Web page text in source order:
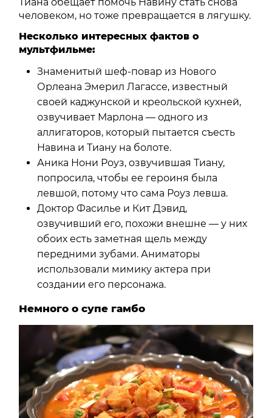
человеком, но тоже превращается в лягушку.
Несколько интересных фактов о
мультфильме:
Знаменитый шеф-повар из Нового
Орлеана Эмерил Лагассе, известный
своей каджунской и креольской кухней,
озвучивает Марлона — одного из
аллигаторов, который пытается съесть
Навина и Тиану на болоте.
Аника Нони Роуз, озвучившая Тиану,
попросила, чтобы ее героиня была
левшой, потому что сама Роуз левша.
Доктор Фасилье и Кит Дэвид,
озвучивший его, похожи внешне — у них
обоих есть заметная щель между
передними зубами. Аниматоры
использовали мимику актера при
создании его персонажа.
Немного о супе гамбо